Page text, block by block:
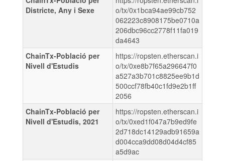
Districte, Any i Sexe
o/tx/0x1bca94ae99cb752
062223c8908175be0710a
206dbc96cc2778f11fa019
da4643
ChainTx-Població per
Nivell d'Estudis
https://ropsten.etherscan.i
o/tx/0xe8b7f65a296647f0
a527a3b701c8825ee9b1d
500ccf78fb40c1fd9e2b1ff
2056
ChainTx-Població per
Nivell d'Estudis, 2021
https://ropsten.etherscan.i
o/tx/0xed1f047a7b9ed9fe
2d718dc14129adb91659a
d004cca9dd08d04d4cf85
a5d9ac